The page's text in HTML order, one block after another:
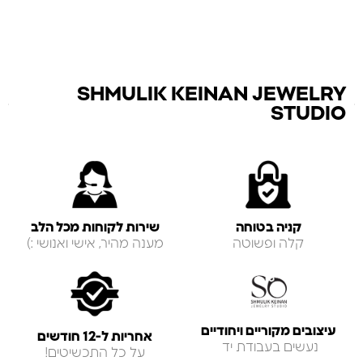
SHMULIK KEINAN JEWELRY
STUDIO
קניה בטוחה
קלה ופשוטה
שירות לקוחות מכל הלב
מענה מהיר, אישי ואנושי :)
עיצובים מקוריים ויחודיים
נעשים בעבודת יד
אחריות ל-12 חודשים
על כל התכשיטים!